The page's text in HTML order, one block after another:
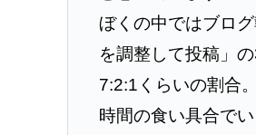
ぼくの中ではブロ
を調整して投稿」
7:2:1くらいの割合。
時間の食い具合で